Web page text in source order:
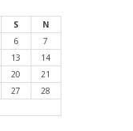
S
N
6
7
13
14
20
21
27
28